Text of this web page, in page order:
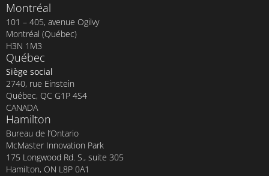
Montréal
101 – 405, avenue Ogilvy
Montréal (Québec)
H3N 1M3
Québec
Siège social
2740, rue Einstein
Québec, QC G1P 4S4
CANADA
Hamilton
Bureau de l’Ontario
McMaster Innovation Park
175 Longwood Rd. S., suite 305
Hamilton, ON L8P 0A1